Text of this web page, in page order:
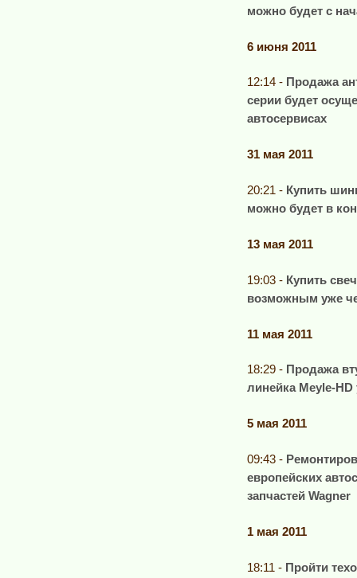
можно будет с
6 июня 2011
12:14 - Продажа
серии будет
автосервисах
31 мая 2011
20:21 - Купить
можно будет в
13 мая 2011
19:03 - Купить
возможным уже
11 мая 2011
18:29 - Продажа
линейка Meyle-HD
5 мая 2011
09:43 -
европейских
запчастей Wagner
1 мая 2011
18:11 - Пройти